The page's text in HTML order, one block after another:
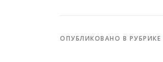
ОПУБЛИКОВАНО В РУБРИКЕ